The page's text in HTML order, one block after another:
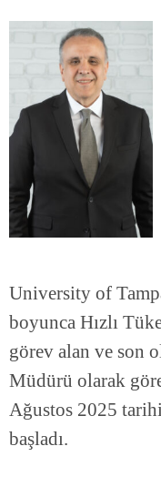
University of
boyunca Hızlı
görev alan ve son
Müdürü olarak
Ağustos 2025
başladı.